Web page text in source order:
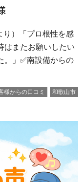
り）「プロ根性を感
はまたお願いしたい
。」✅南設備からの
様からの口コミ 和歌山市